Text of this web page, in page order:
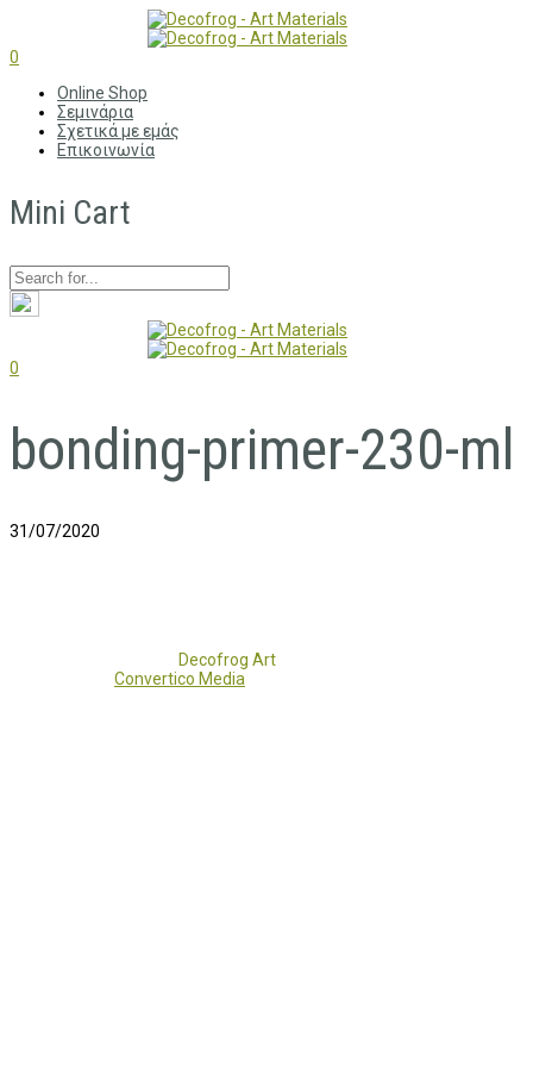
0
Online Shop
Σεμινάρια
Σχετικά με εμάς
Επικοινωνία
Mini Cart
0
bonding-primer-230-ml
31/07/2020
Decofrog Art
Convertico Media